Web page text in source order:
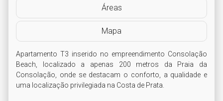
Áreas
Mapa
Apartamento T3 inserido no empreendimento Consolação
Beach, localizado a apenas 200 metros da Praia da
Consolação, onde se destacam o conforto, a qualidade e
uma localização privilegiada na Costa de Prata.